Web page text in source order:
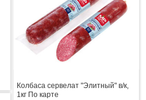
Колбаса сервелат "Элитный" в/к,
1кг По карте